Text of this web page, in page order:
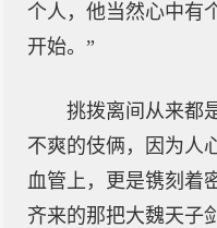
个人，他当然心中有
开始。”
挑拨离间从来都
不爽的伎俩，因为人
血管上，更是镌刻着
齐来的那把大魏天子